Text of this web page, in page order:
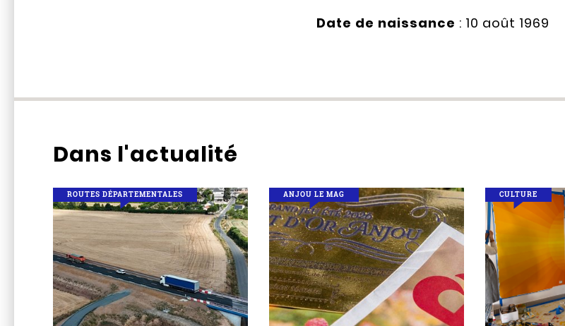
Date de naissance : 10 août 1969
Dans l'actualité
ROUTES DÉPARTEMENTALES ANJOU LE MAG CULTURE